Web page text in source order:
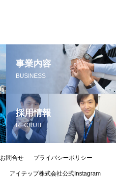
事業内容
BUSINESS
採用情報
RECRUIT
お問合せ プライバシーポリシー
アイテップ株式会社公式Instagram